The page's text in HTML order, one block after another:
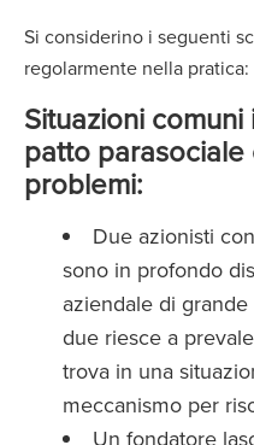
Si considerino i seguenti
regolarmente nella pratica:
Situazioni
patto parasociale
problemi:
Due azionisti
sono in profondo
aziendale di
due riesce a
trova in una
meccanismo per
Un fondatore